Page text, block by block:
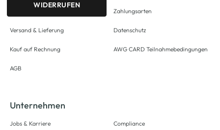
WIDERRUFEN
Versand & Lieferung
Kauf auf Rechnung
AGB
Zahlungsarten
Datenschutz
AWG CARD Teilnahmebedingungen
Unternehmen
Jobs & Karriere Compliance